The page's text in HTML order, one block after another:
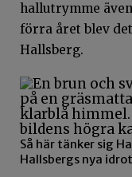
hallutrymme
förra året blev
Hallsberg.
Så här tänker sig
Hallsbergs nya